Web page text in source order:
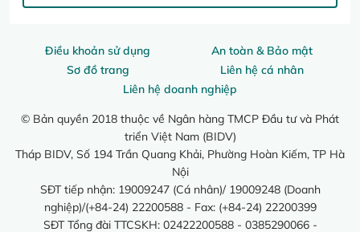
Điều khoản sử dụng
An toàn & Bảo mật
Sơ đồ trang
Liên hệ cá nhân
Liên hệ doanh nghiệp
© Bản quyền 2018 thuộc về Ngân hàng TMCP Đầu tư và Phát
triển Việt Nam (BIDV)
Tháp BIDV, Số 194 Trần Quang Khải, Phường Hoàn Kiếm, TP Hà
Nội
SĐT tiếp nhận: 19009247 (Cá nhân)/ 19009248 (Doanh
nghiệp)/(+84-24) 22200588 - Fax: (+84-24) 22200399
SĐT Tổng đài TTCSKH: 02422200588 - 0385290066 -